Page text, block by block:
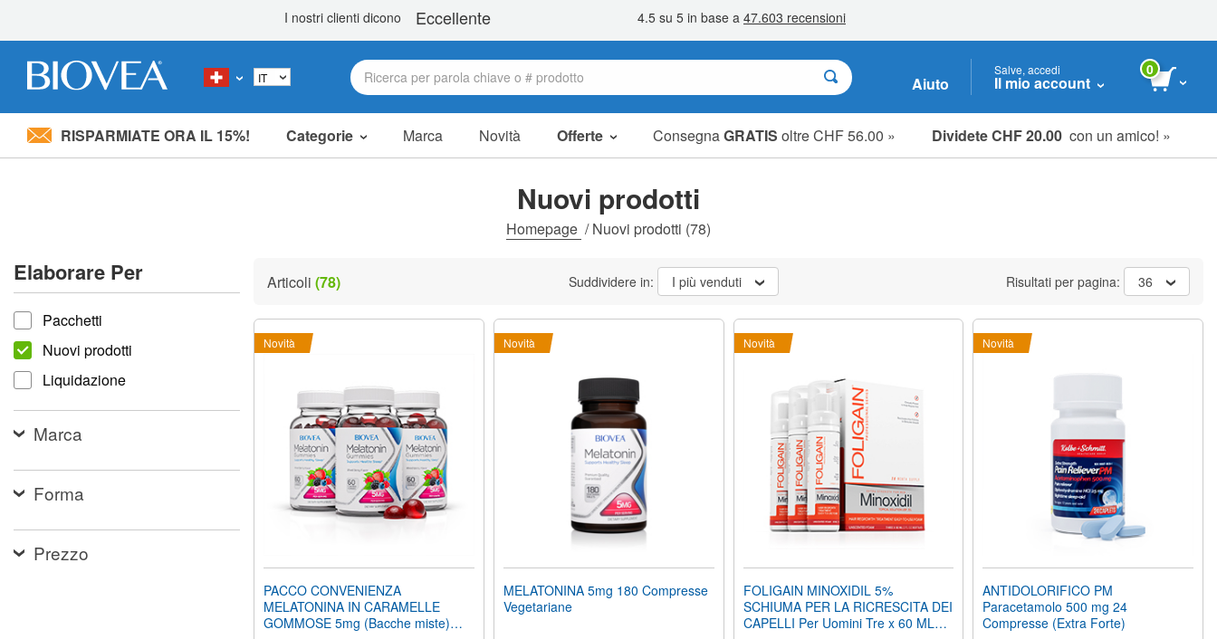
Nota:
accessibilità.
Premi
Control-
F11
per
adattare
vedenti
che
utilizzano
screen
reader;
Premi
Aiuto
Salve, accedi
Il mio account
0
RISPARMIATE ORA IL 15%! Categorie Marca Novità Offerte ConsegnaGRATIS oltre CHF 56.00 » Dividete CHF 20.00 con un amico! »
Articoli in offerta
Liquidazione
Nuovi prodotti
Homepage /Nuovi prodotti (78)
Elaborare Per
Elaborare per
Pacchetti
Nuovi prodotti
Liquidazione
Marca
Forma
Prezzo
Articoli (78) Suddividere in: I più venduti Risultati per pagina: 36
Novità
PACCO CONVENIENZA
MELATONINA IN CARAMELLE
GOMMOSE 5mg (Bacche miste)
Novità
MELATONINA 5mg 180 Compresse
Vegetariane
Novità
FOLIGAIN MINOXIDIL 5%
SCHIUMA PER LA RICRESCITA DEI
CAPELLI Per Uomini Tre x 60 ML
Novità
ANTIDOLORIFICO PM
Paracetamolo 500 mg 24
Compresse (Extra Forte)